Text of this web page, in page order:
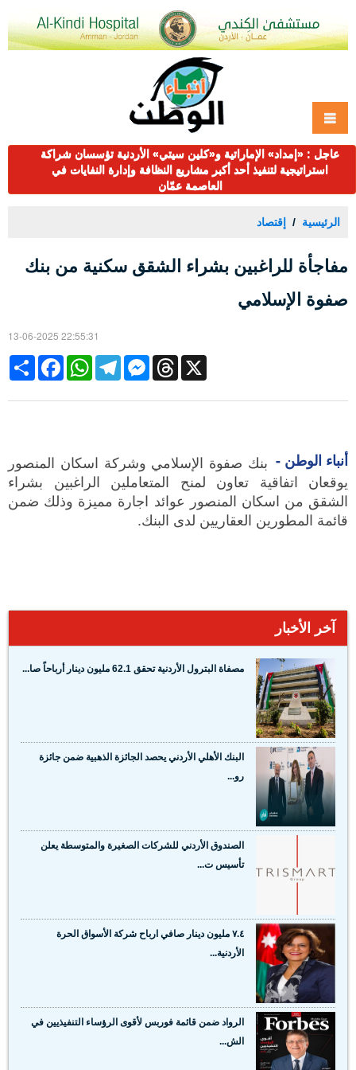
عاجل : «إمداد» الإماراتية و«كلين سيتي» الأردنية تؤسسان شراكة
استراتيجية لتنفيذ أحد أكبر مشاريع النظافة وإدارة النفايات في
العاصمة عمّان
الرئيسية إقتصاد
مفاجأة للراغبين بشراء الشقق سكنية من بنك
صفوة الإسلامي
13-06-2025 22:55:31
Share
FacebookWhatsAppTelegramMessengerThreads X
أنباء الوطن - بنك صفوة الإسلامي وشركة اسكان المنصور
يوقعان اتفاقية تعاون لمنح المتعاملين الراغبين بشراء
الشقق من اسكان المنصور عوائد اجارة مميزة وذلك ضمن
قائمة المطورين العقاريين لدى البنك.
آخر الأخبار
مصفاة البترول الأردنية تحقق 62.1 مليون دينار أرباحاً صا...
البنك الأهلي الأردني يحصد الجائزة الذهبية ضمن جائزة
رو...
الصندوق الأردني للشركات الصغيرة والمتوسطة يعلن
تأسيس ت...
٧.٤ مليون دينار صافي ارباح شركة الأسواق الحرة
الأردنية...
الرواد ضمن قائمة فوربس لأقوى الرؤساء التنفيذيين في
الش...